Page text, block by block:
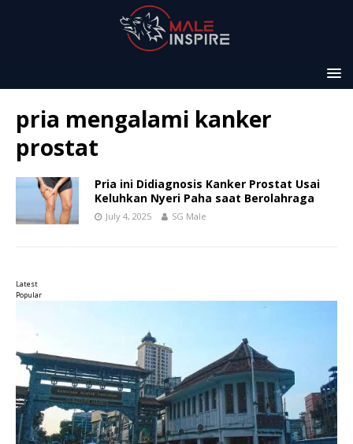
pria mengalami kanker
prostat
Pria ini Didiagnosis Kanker Prostat Usai
Keluhkan Nyeri Paha saat Berolahraga
July 4, 2025 SG Male
Latest
Popular